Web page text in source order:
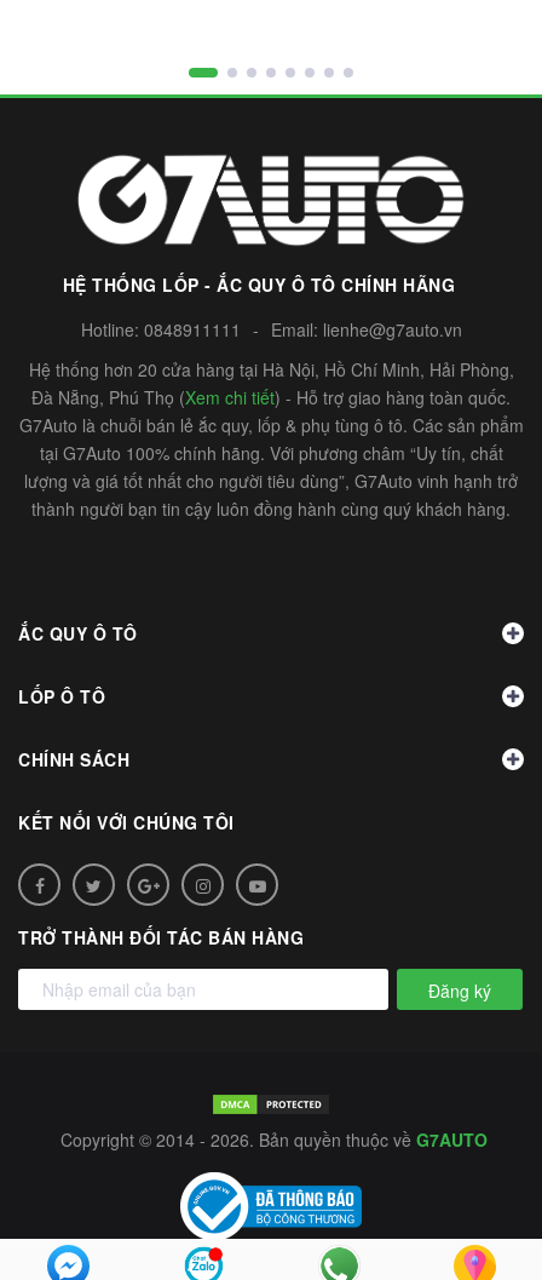
HỆ THỐNG LỐP - ẮC QUY Ô TÔ CHÍNH HÃNG
Hotline: 0848911111 - Email: lienhe@g7auto.vn
Hệ thống hơn 20 cửa hàng tại Hà Nội, Hồ Chí Minh, Hải Phòng,
Đà Nẵng, Phú Thọ (Xem chi tiết) - Hỗ trợ giao hàng toàn quốc.
G7Auto là chuỗi bán lẻ ắc quy, lốp & phụ tùng ô tô. Các sản phẩm
tại G7Auto 100% chính hãng. Với phương châm “Uy tín, chất
lượng và giá tốt nhất cho người tiêu dùng”, G7Auto vinh hạnh trở
thành người bạn tin cậy luôn đồng hành cùng quý khách hàng.
ẮC QUY Ô TÔ
LỐP Ô TÔ
CHÍNH SÁCH
KẾT NỐI VỚI CHÚNG TÔI
TRỞ THÀNH ĐỐI TÁC BÁN HÀNG
Đăng ký
Copyright © 2014 - 2026. Bản quyền thuộc về G7AUTO